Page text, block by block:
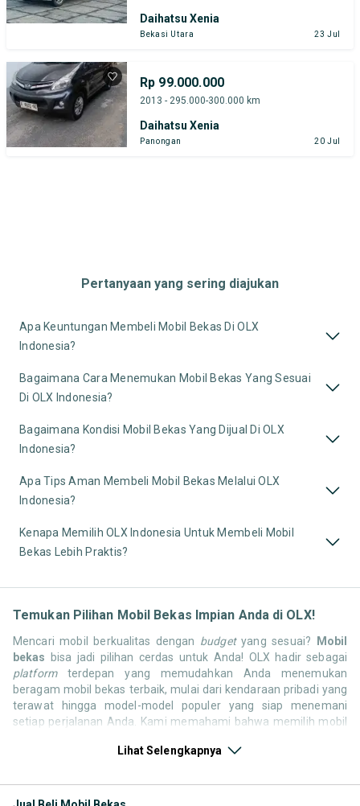
Daihatsu Xenia
Bekasi Utara 23 Jul
Rp 99.000.000
2013 - 295.000-300.000 km
Daihatsu Xenia
Panongan 20 Jul
Pertanyaan yang sering diajukan
Apa Keuntungan Membeli Mobil Bekas Di OLX
Indonesia?
Bagaimana Cara Menemukan Mobil Bekas Yang Sesuai
Di OLX Indonesia?
Bagaimana Kondisi Mobil Bekas Yang Dijual Di OLX
Indonesia?
Apa Tips Aman Membeli Mobil Bekas Melalui OLX
Indonesia?
Kenapa Memilih OLX Indonesia Untuk Membeli Mobil
Bekas Lebih Praktis?
Temukan Pilihan Mobil Bekas Impian Anda di OLX!
Mencari mobil berkualitas dengan budgetyang sesuai? Mobil
bekas bisa jadi pilihan cerdas untuk Anda! OLX hadir sebagai
platformterdepan yang memudahkan Anda menemukan
beragam mobil bekas terbaik, mulai dari kendaraan pribadi yang
terawat hingga model-model populer yang siap menemani
setiap perjalanan Anda. Kami memahami bahwa memilih mobil
ribuan daftar dari penjual terpercaya di seluruh Indonesia.
dengan gaya hidup, kebutuhan, danbudgetAnda!
Lihat Selengkapnya